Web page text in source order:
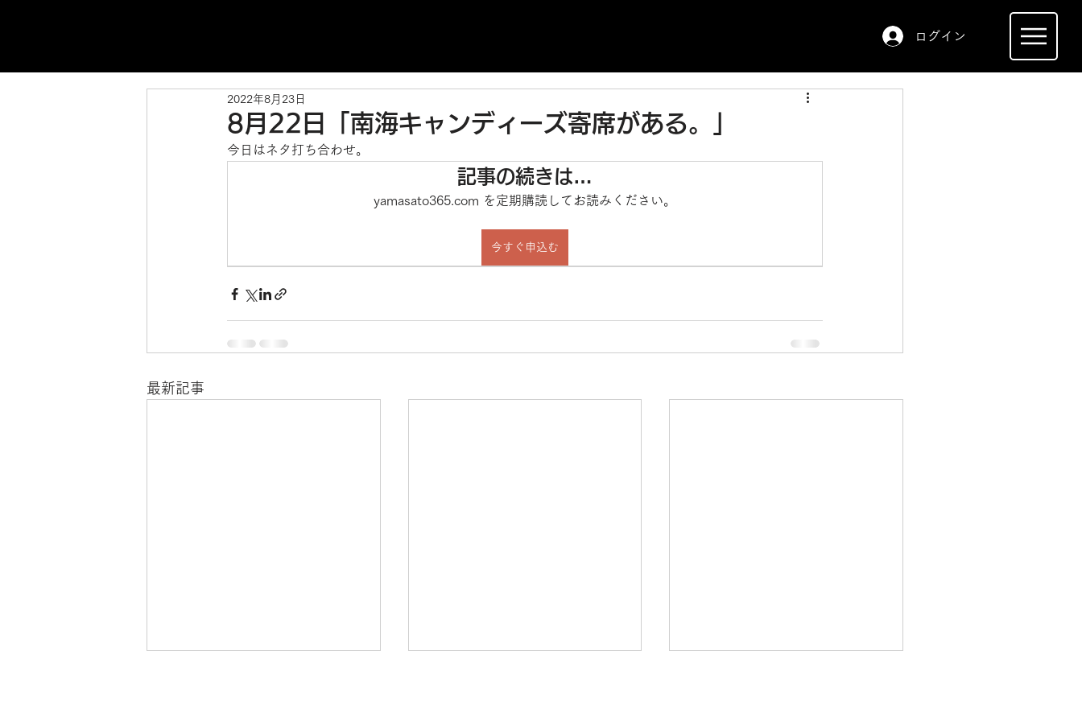
ログイン
8月22日「南海キャンディーズ寄席がある。」
2022年8月23日
今日はネタ打ち合わせ。
記事の続きは…
yamasato365.com を定期購読してお読みください。
今すぐ申込む
最新記事